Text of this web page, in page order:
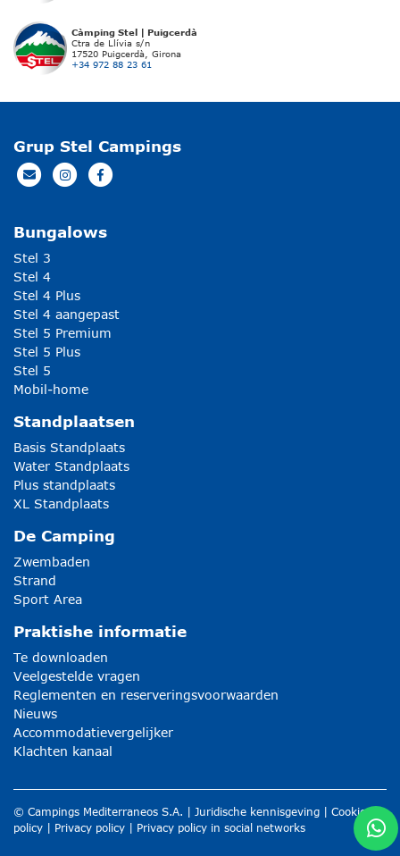
Càmping Stel | Puigcerdà
Ctra de Llívia s/n
17520 Puigcerdà, Girona
+34 972 88 23 61
Grup Stel Campings
Bungalows
Stel 3
Stel 4
Stel 4 Plus
Stel 4 aangepast
Stel 5 Premium
Stel 5 Plus
Stel 5
Mobil-home
Standplaatsen
Basis Standplaats
Water Standplaats
Plus standplaats
XL Standplaats
De Camping
Zwembaden
Strand
Sport Area
Praktishe informatie
Te downloaden
Veelgestelde vragen
Reglementen en reserveringsvoorwaarden
Nieuws
Accommodatievergelijker
Klachten kanaal
© Campings Mediterraneos S.A. | Juridische kennisgeving
Cookie
policy
Privacy policy Privacy policy in social networks